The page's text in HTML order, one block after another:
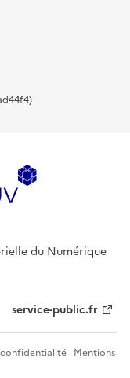
du Numérique
service-public.fr
Mentions